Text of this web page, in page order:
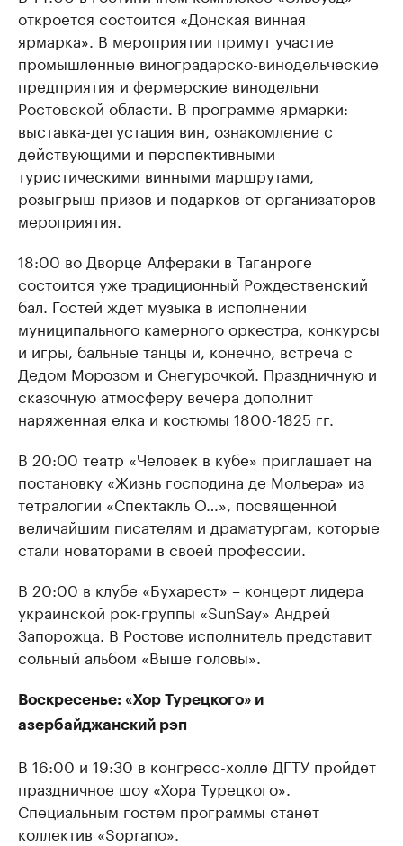
откроется состоится «Донская винная
ярмарка». В мероприятии примут участие
промышленные виноградарско-винодельческие
предприятия и фермерские винодельни
Ростовской области. В программе ярмарки:
выставка-дегустация вин, ознакомление с
действующими и перспективными
туристическими винными маршрутами,
розыгрыш призов и подарков от организаторов
мероприятия.
18:00 во Дворце Алфераки в Таганроге
состоится уже традиционный Рождественский
бал. Гостей ждет музыка в исполнении
муниципального камерного оркестра, конкурсы
и игры, бальные танцы и, конечно, встреча с
Дедом Морозом и Снегурочкой. Праздничную и
сказочную атмосферу вечера дополнит
наряженная елка и костюмы 1800-1825 гг.
В 20:00 театр «Человек в кубе» приглашает на
постановку «Жизнь господина де Мольера» из
тетралогии «Спектакль О…», посвященной
величайшим писателям и драматургам, которые
стали новаторами в своей профессии.
В 20:00 в клубе «Бухарест» – концерт лидера
украинской рок-группы «SunSay» Андрей
Запорожца. В Ростове исполнитель представит
сольный альбом «Выше головы».
Воскресенье: «Хор Турецкого» и
азербайджанский рэп
В 16:00 и 19:30 в конгресс-холле ДГТУ пройдет
праздничное шоу «Хора Турецкого».
Специальным гостем программы станет
коллектив «Soprano».